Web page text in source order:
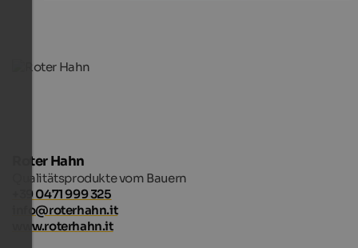
Roter Hahn
Qualitätsprodukte vom Bauern
+39 0471 999 325
info@roterhahn.it
www.roterhahn.it